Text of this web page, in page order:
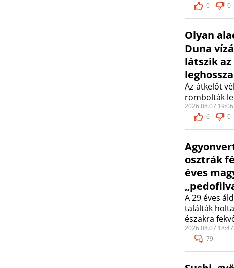
0
0
Olyan
Duna
látszik
Az átkelőt
rombolták
2026.08.07 19:06
6
0
osztrák
éves
A 29 éves
találták
északra
2026.08.07 18:47
79